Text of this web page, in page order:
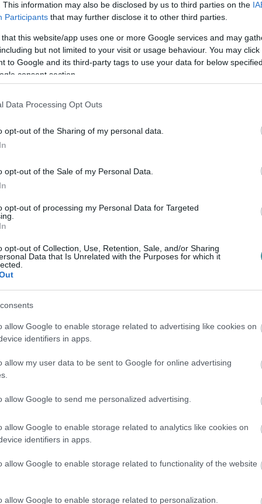
This information may also be disclosed by us to third parties on the
Participants that may further disclose it to other third parties.
that this website/app uses one or more Google services and may
but not limited to your visit or usage behaviour. You may
to Google and its third-party tags to use your data for below
consent section.
Data Processing Opt Outs
opt-out of the Sharing of my personal data.
opt-out of the Sale of my Personal Data.
opt-out of processing my Personal Data for Targeted
opt-out of Collection, Use, Retention, Sale, and/or Sharing
Data that Is Unrelated with the Purposes for which it
allow Google to enable storage related to advertising like cookies on
identifiers in apps.
allow my user data to be sent to Google for online advertising
allow Google to send me personalized advertising.
allow Google to enable storage related to analytics like cookies on
identifiers in apps.
allow Google to enable storage related to functionality of the website
allow Google to enable storage related to personalization.
ilyen dolgokon egyáltalán
erre mit mondani. Ez mindennek az alja!
gondolkodású ember fejében sehogy sem
is, hiszen az emberek olvasnak,
ellenőrzés nélkül terjednek
sok esetben a média olyan mértékben
ami hátborzongató, megdöbbentő és
tényleg határtalan – részletezte.
a magyar netet is ellepték azok a házi
vagy épp “Morrgerlon-szálakat” vélnek
lehetnek arra, hogy elvegyék a kedvet a
a maszkhordástól.
hogy a videókban látható
a kicsomagolás után kerülhettek a
nanotechnológiai rostok, hanem
pedig nedvesség, hőváltozás